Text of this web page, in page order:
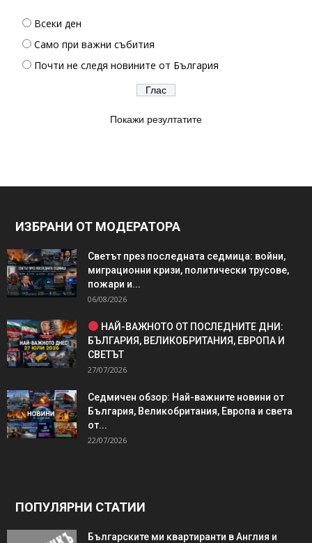
Всеки ден
Само при важни събития
Почти не следя новините от България
Покажи резултатите
ИЗБРАНИ ОТ МОДЕРАТОРА
Светът през последната седмица: войни,
миграционни кризи, политически трусове,
пожари и...
06/08/2026
НАЙ-ВАЖНОТО ОТ ПОСЛЕДНИТЕ ДНИ:
БЪЛГАРИЯ, ВЕЛИКОБРИТАНИЯ, ЕВРОПА И
СВЕТЪТ
27/07/2026
Седмичен обзор: Най-важните новини от
България, Великобритания, Европа и света
от...
22/07/2026
ПОПУЛЯРНИ СТАТИИ
Българските ми квартиранти в Англия и